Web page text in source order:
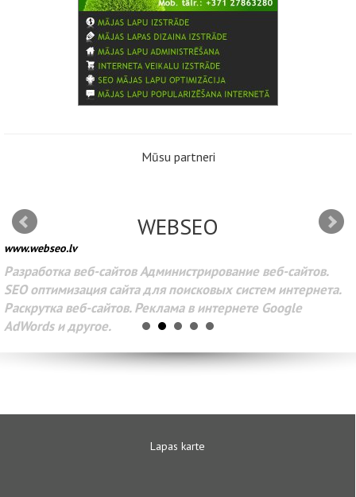
Mūsu partneri
WEBSEO
www.webseo.lv
Разработка веб-сайтов Администрирование веб-сайтов.
SEO оптимизация сайта для поисковых систем интернета.
Раскрутка веб-сайтов. Реклама в интернете Google
AdWords и другое.
Lapas karte